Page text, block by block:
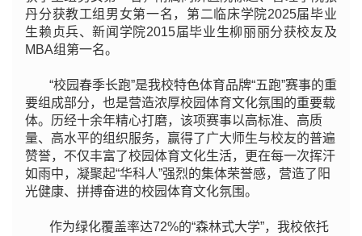
丹分获教工组男女第一名，第二临床学院2025届毕业
生赖贞兵、新闻学院2015届毕业生柳丽丽分获校友及
MBA组第一名。
“校园春季长跑”是我校特色体育品牌“五跑”赛事的重
要组成部分，也是营造浓厚校园体育文化氛围的重要载
体。历经十余年精心打磨，该项赛事以高标准、高质
量、高水平的组织服务，赢得了广大师生与校友的普遍
赞誉，不仅丰富了校园体育文化生活，更在每一次挥汗
如雨中，凝聚起“华科人”强烈的集体荣誉感，营造了阳
光健康、拼搏奋进的校园体育文化氛围。
作为绿化覆盖率达72%的“森林式大学”，我校依托